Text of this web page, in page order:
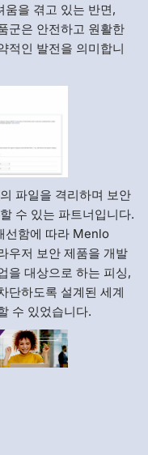
을 겪고 있는 반면,
군은 안전하고 원활한
적인 발전을 의미합니
파일을 격리하며 보안
수 있는 파트너입니다.
선함에 따라 Menlo
우저 보안 제품을 개발
을 대상으로 하는 피싱,
단하도록 설계된 세계
수 있었습니다.